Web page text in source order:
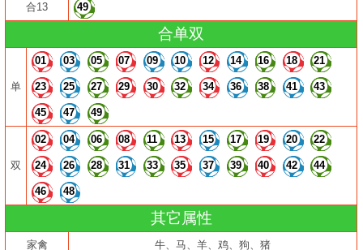
合13 49
合单双
单
01 03 05 07 09 10 12 14 16 18 21
23 25 27 29 30 32 34 36 38 41 43
45 47 49
双
02 04 06 08 11 13 15 17 19 20 22
24 26 28 31 33 35 37 39 40 42 44
46 48
其它属性
家禽 牛、马、羊、鸡、狗、猪